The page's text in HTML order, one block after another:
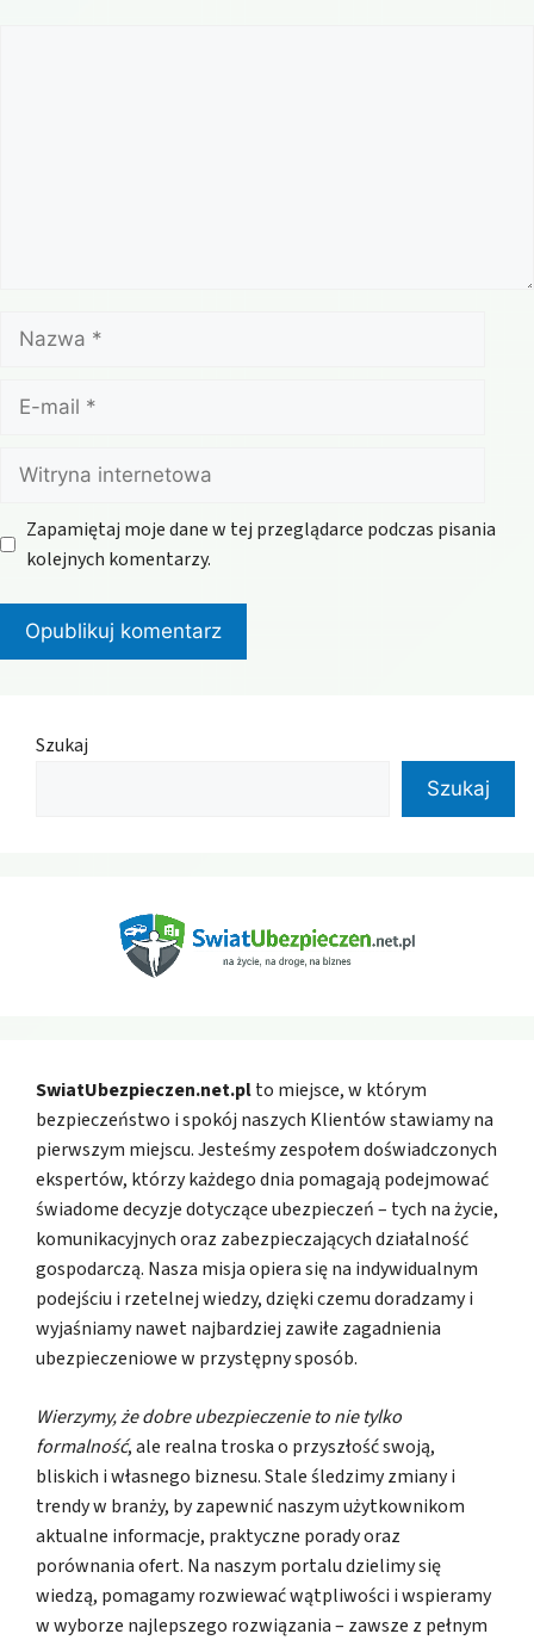
Nazwa
mail
Witryna
internetowa
Zapamiętaj moje dane w tej przeglądarce podczas pisania
kolejnych komentarzy.
Szukaj
Szukaj
SwiatUbezpieczen.net.plto miejsce, w którym
bezpieczeństwo i spokój naszych Klientów stawiamy na
pierwszym miejscu. Jesteśmy zespołem doświadczonych
ekspertów, którzy każdego dnia pomagają podejmować
świadome decyzje dotyczące ubezpieczeń – tych na życie,
komunikacyjnych oraz zabezpieczających działalność
gospodarczą. Nasza misja opiera się na indywidualnym
podejściu i rzetelnej wiedzy, dzięki czemu doradzamy i
wyjaśniamy nawet najbardziej zawiłe zagadnienia
ubezpieczeniowe w przystępny sposób.
Wierzymy, że dobre ubezpieczenie to nie tylko
formalność, ale realna troska o przyszłość swoją,
bliskich i własnego biznesu. Stale śledzimy zmiany i
trendy w branży, by zapewnić naszym użytkownikom
aktualne informacje, praktyczne porady oraz
porównania ofert. Na naszym portalu dzielimy się
wiedzą, pomagamy rozwiewać wątpliwości i wspieramy
w wyborze najlepszego rozwiązania – zawsze z pełnym